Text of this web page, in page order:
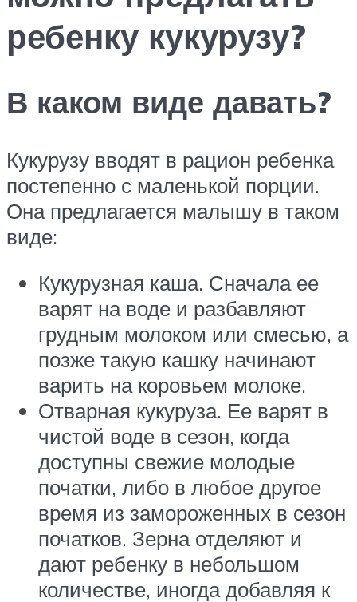
ребенку кукурузу?
В каком виде давать?
Кукурузу вводят в рацион ребенка
постепенно с маленькой порции.
Она предлагается малышу в таком
виде:
Кукурузная каша. Сначала ее
варят на воде и разбавляют
грудным молоком или смесью, а
позже такую кашку начинают
варить на коровьем молоке.
Отварная кукуруза. Ее варят в
чистой воде в сезон, когда
доступны свежие молодые
початки, либо в любое другое
время из замороженных в сезон
початков. Зерна отделяют и
дают ребенку в небольшом
количестве, иногда добавляя к